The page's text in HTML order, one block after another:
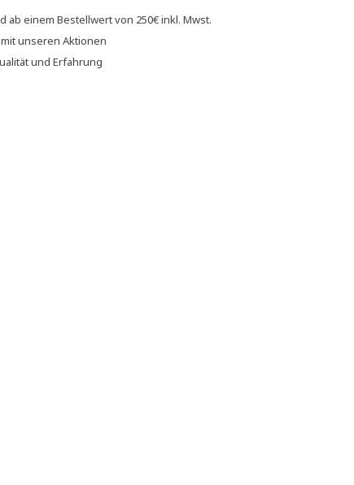
ab einem Bestellwert von 250€inkl. Mwst.
mit unserenAktionen
und Erfahrung